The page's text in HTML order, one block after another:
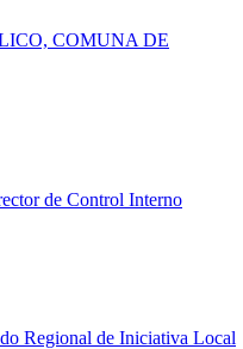
COMUNA DE
de Control Interno
Regional de Iniciativa Local